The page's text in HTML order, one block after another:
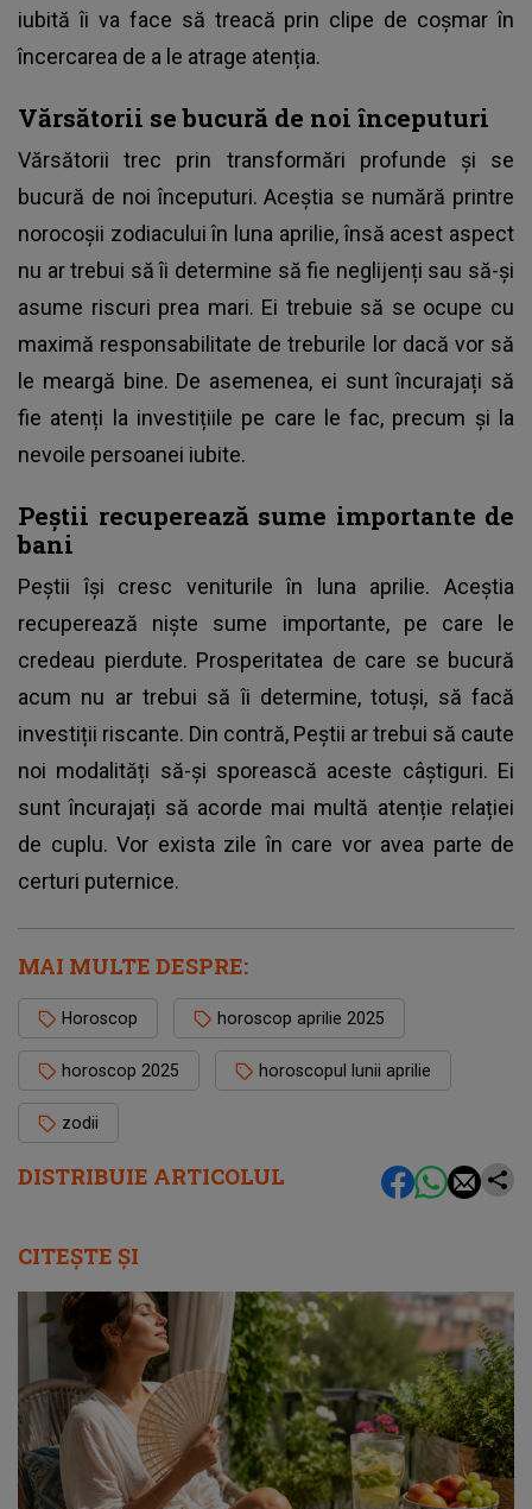
DISTRIBUIE ARTICOLUL
iubită îi va face să treacă prin clipe de coșmar în
încercarea de a le atrage atenția.
Vărsătorii se bucură de noi începuturi
Vărsătorii trec prin transformări profunde și se
bucură de noi începuturi. Aceștia se numără printre
norocoșii zodiacului în luna aprilie, însă acest aspect
nu ar trebui să îi determine să fie neglijenți sau să-și
asume riscuri prea mari. Ei trebuie să se ocupe cu
maximă responsabilitate de treburile lor dacă vor să
le meargă bine. De asemenea, ei sunt încurajați să
fie atenți la investițiile pe care le fac, precum și la
nevoile persoanei iubite.
Peștii recuperează sume importante de
bani
Peștii își cresc veniturile în luna aprilie. Aceștia
recuperează niște sume importante, pe care le
credeau pierdute. Prosperitatea de care se bucură
acum nu ar trebui să îi determine, totuși, să facă
investiții riscante. Din contră, Peștii ar trebui să caute
noi modalități să-și sporească aceste câștiguri. Ei
sunt încurajați să acorde mai multă atenție relației
de cuplu. Vor exista zile în care vor avea parte de
certuri puternice.
MAI MULTE DESPRE:
Horoscop horoscop aprilie 2025
horoscop 2025 horoscopul lunii aprilie
zodii
CITEȘTE ȘI